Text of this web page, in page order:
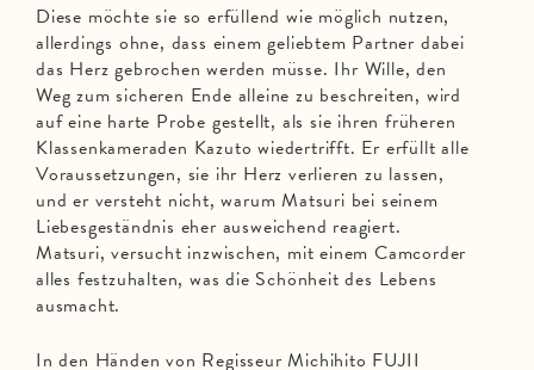
Diese möchte sie so erfüllend wie möglich nutzen,
allerdings ohne, dass einem geliebtem Partner dabei
das Herz gebrochen werden müsse. Ihr Wille, den
Weg zum sicheren Ende alleine zu beschreiten, wird
auf eine harte Probe gestellt, als sie ihren früheren
Klassenkameraden Kazuto wiedertrifft. Er erfüllt alle
Voraussetzungen, sie ihr Herz verlieren zu lassen,
und er versteht nicht, warum Matsuri bei seinem
Liebesgeständnis eher ausweichend reagiert.
Matsuri, versucht inzwischen, mit einem Camcorder
alles festzuhalten, was die Schönheit des Lebens
ausmacht.
In den Händen von Regisseur Michihito FUJII